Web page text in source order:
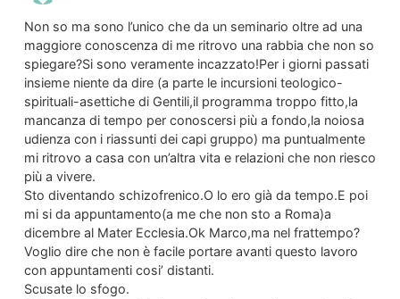
Non so ma sono l’unico che da un seminario oltre ad una
maggiore conoscenza di me ritrovo una rabbia che non so
spiegare?Si sono veramente incazzato!Per i giorni passati
insieme niente da dire (a parte le incursioni teologico-
spirituali-asettiche di Gentili,il programma troppo fitto,la
mancanza di tempo per conoscersi più a fondo,la noiosa
udienza con i riassunti dei capi gruppo) ma puntualmente
mi ritrovo a casa con un’altra vita e relazioni che non riesco
più a vivere.
Sto diventando schizofrenico.O lo ero già da tempo.E poi
mi si da appuntamento(a me che non sto a Roma)a
dicembre al Mater Ecclesia.Ok Marco,ma nel frattempo?
Voglio dire che non è facile portare avanti questo lavoro
con appuntamenti cosi’ distanti.
Scusate lo sfogo.